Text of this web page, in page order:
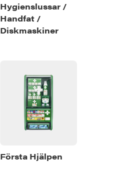
Hygienslussar /
Handfat /
Diskmaskiner
Första Hjälpen